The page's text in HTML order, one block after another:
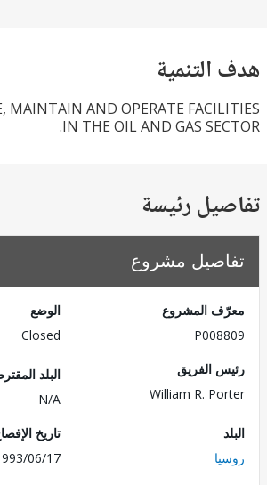
MAINTAIN AND OPERATE
IN THE OIL AND GAS
رئيسة
مشروع
المشروع
الفريق
William R.
البلد المقترض
تاريخ الإفصاح
1993/06/17